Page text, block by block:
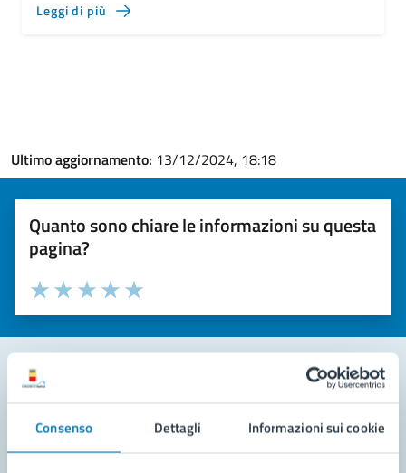
Consenso Dettagli Informazioni sui cookie
Leggi di più
Ultimo aggiornamento: 13/12/2024, 18:18
Quanto sono chiare le informazioni su questa
pagina?
Valuta la chiarezza delle informazioni (da 1 a 5 stelle)
Seleziona il numero di stelle per valutare la chiarezza delle
Valuta 5 stelle su 5
Valuta 4 stelle su 5
Valuta 3 stelle su 5
Valuta 2 stelle su 5
Valuta 1 stelle su 5
Leggi le domande frequenti